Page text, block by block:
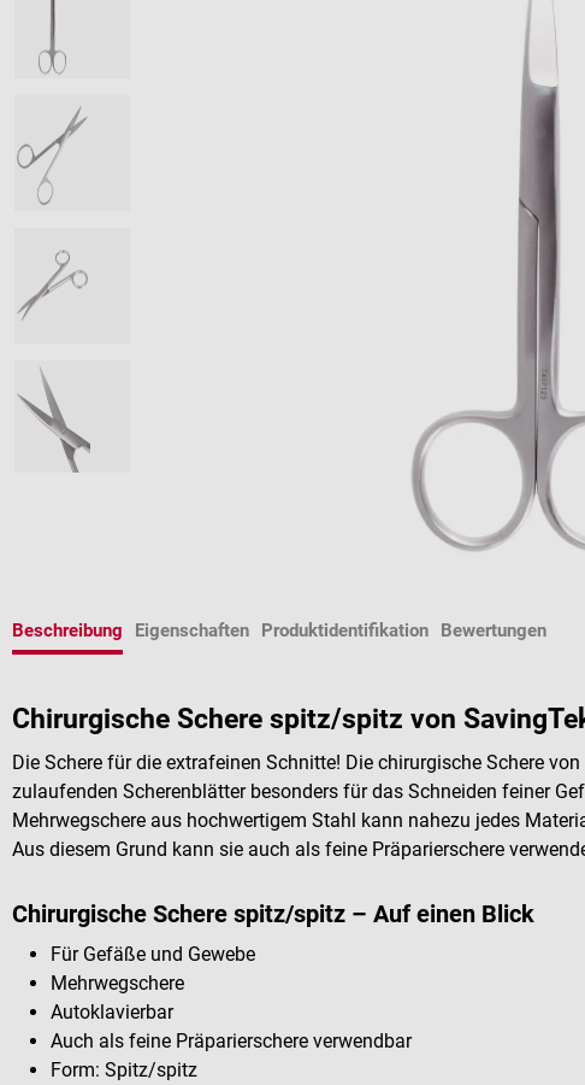
Beschreibung Eigenschaften Produktidentifikation Bewertungen
Chirurgische Schere spitz/spitz von
Die Schere für die extrafeinen Schnitte! Die chirurgische Schere
zulaufenden Scherenblätter besonders für das Schneiden feiner
Mehrwegschere aus hochwertigem Stahl kann nahezu jedes
Aus diesem Grund kann sie auch als feine Präparierschere
Chirurgische Schere spitz/spitz – Auf einen Blick
Für Gefäße und Gewebe
Mehrwegschere
Autoklavierbar
Auch als feine Präparierschere verwendbar
Form: Spitz/spitz